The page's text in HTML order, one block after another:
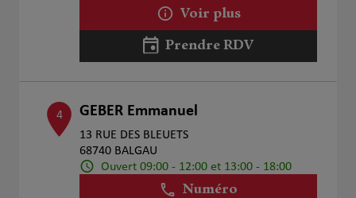
Voir plus
Prendre RDV
4 GEBER Emmanuel
13 RUE DES BLEUETS
68740 BALGAU
Ouvert 09:00 - 12:00 et 13:00 - 18:00
Numéro